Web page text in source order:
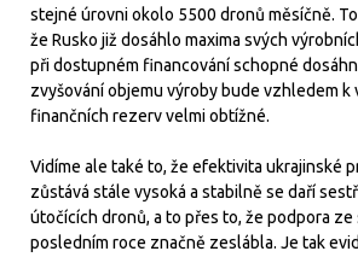
stejné úrovni okolo 5500 dronů měsíčně.
že Rusko již dosáhlo maxima svých
při dostupném financování schopné
zvyšování objemu výroby bude vzhledem k
finančních rezerv velmi obtížné.
Vidíme ale také to, že efektivita ukrajinské
zůstává stále vysoká a stabilně se daří
útočících dronů, a to přes to, že podpora ze
posledním roce značně zeslábla. Je tak